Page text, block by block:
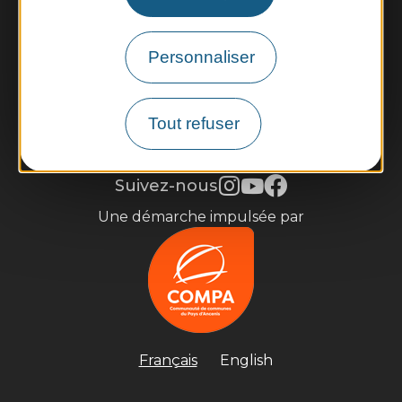
Personnaliser
Tout refuser
Infos pratiques et brochures
Je m'inscris à la newsletter
Mentions légalesGestion des cookies
Accessibilité : partiellement conforme
Suivez-nous
Une démarche impulsée par
Français English